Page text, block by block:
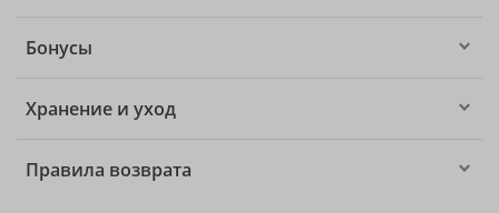
Бонусы
Хранение и уход
Правила возврата